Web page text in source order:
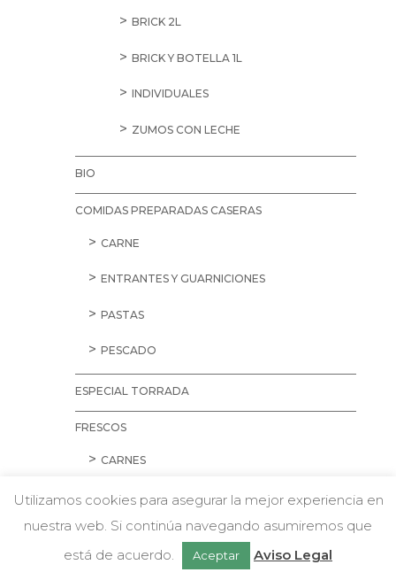
BRICK 2L
BRICK Y BOTELLA 1L
INDIVIDUALES
ZUMOS CON LECHE
BIO
COMIDAS PREPARADAS CASERAS
CARNE
ENTRANTES Y GUARNICIONES
PASTAS
PESCADO
ESPECIAL TORRADA
FRESCOS
CARNES
CARNE PICADA
w Chatea con nosotros
Utilizamos cookies para asegurar la mejor experiencia en
nuestra web. Si continúa navegando asumiremos que
está de acuerdo.
Aceptar Aviso Legal